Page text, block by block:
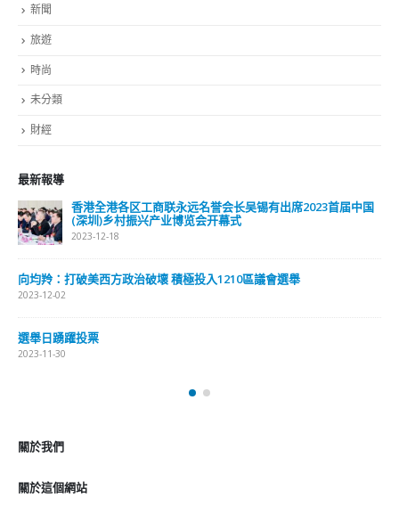
新聞
旅遊
時尚
未分類
財經
最新報導
香港全港各区工商联永远名誉会长吴锡有出席2023首届中国
(深圳)乡村振兴产业博览会开幕式
2023-12-18
向均羚：打破美西方政治破壞 積極投入1210區議會選舉
2023-12-02
選舉日踴躍投票
2023-11-30
關於我們
關於這個網站